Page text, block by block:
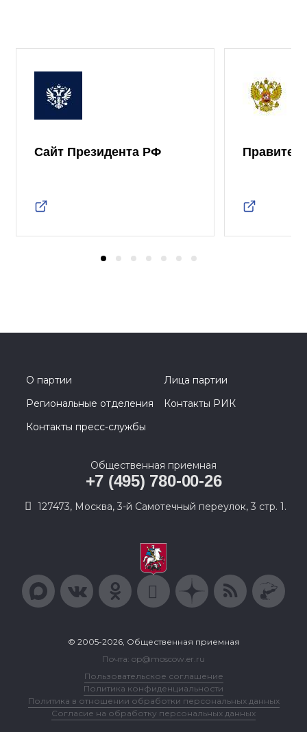
Сайт Президента РФ
О партии
Лица партии
Региональные отделения
Контакты РИК
Контакты пресс-службы
Общественная приемная
+7 (495) 780-00-26
127473, Москва, 3-й Самотечный переулок, 3 стр. 1.
© 2005-2026, Общественная приемная
Почта: op@moscow.er.ru
Пользовательское соглашение
Политика конфиденциальности
Политика в отношении обработки персональных данных
Согласие на обработку персональных данных